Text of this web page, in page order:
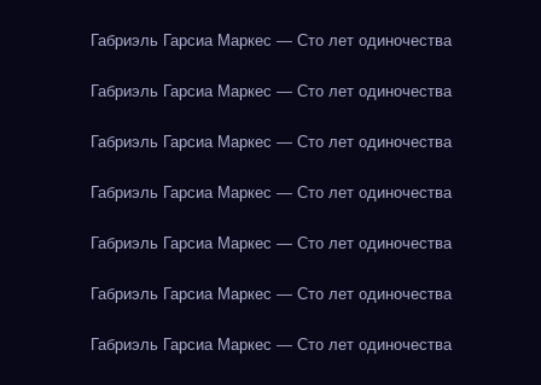
Габриэль Гарсиа Маркес — Сто лет одиночества
Габриэль Гарсиа Маркес — Сто лет одиночества
Габриэль Гарсиа Маркес — Сто лет одиночества
Габриэль Гарсиа Маркес — Сто лет одиночества
Габриэль Гарсиа Маркес — Сто лет одиночества
Габриэль Гарсиа Маркес — Сто лет одиночества
Габриэль Гарсиа Маркес — Сто лет одиночества